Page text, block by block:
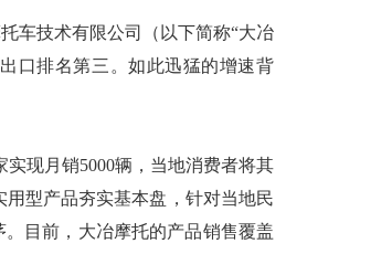
技术有限公司（以下简称“大冶
口排名第三。如此迅猛的增速背
现月销5000辆，当地消费者将其
型产品夯实基本盘，针对当地民
目前，大冶摩托的产品销售覆盖